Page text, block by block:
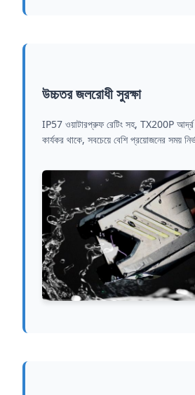
উচ্চতর জলরোধী সুরক্ষা
IP57 ওয়াটারপ্রুফ রেটিং সহ, TX200P আর্দ্র
কার্যকর থাকে, সবচেয়ে বেশি প্রয়োজনের সময়